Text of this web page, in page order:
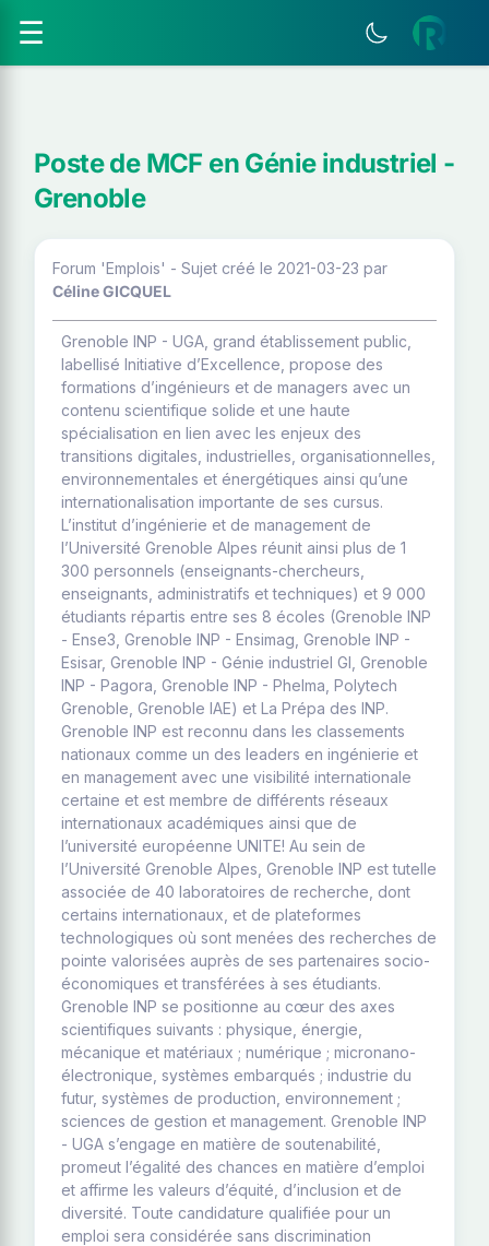
☰
Poste de MCF en Génie industriel -
Grenoble
Forum 'Emplois' - Sujet créé le 2021-03-23 par
Céline GICQUEL
Grenoble INP - UGA, grand établissement public,
labellisé Initiative d’Excellence, propose des
formations d’ingénieurs et de managers avec un
contenu scientifique solide et une haute
spécialisation en lien avec les enjeux des
transitions digitales, industrielles, organisationnelles,
environnementales et énergétiques ainsi qu’une
internationalisation importante de ses cursus.
L’institut d’ingénierie et de management de
l’Université Grenoble Alpes réunit ainsi plus de 1
300 personnels (enseignants-chercheurs,
enseignants, administratifs et techniques) et 9 000
étudiants répartis entre ses 8 écoles (Grenoble INP
- Ense3, Grenoble INP - Ensimag, Grenoble INP -
Esisar, Grenoble INP - Génie industriel GI, Grenoble
INP - Pagora, Grenoble INP - Phelma, Polytech
Grenoble, Grenoble IAE) et La Prépa des INP.
Grenoble INP est reconnu dans les classements
nationaux comme un des leaders en ingénierie et
en management avec une visibilité internationale
certaine et est membre de différents réseaux
internationaux académiques ainsi que de
l’université européenne UNITE! Au sein de
l’Université Grenoble Alpes, Grenoble INP est tutelle
associée de 40 laboratoires de recherche, dont
certains internationaux, et de plateformes
technologiques où sont menées des recherches de
pointe valorisées auprès de ses partenaires socio-
économiques et transférées à ses étudiants.
Grenoble INP se positionne au cœur des axes
scientifiques suivants : physique, énergie,
mécanique et matériaux ; numérique ; micronano-
électronique, systèmes embarqués ; industrie du
futur, systèmes de production, environnement ;
sciences de gestion et management. Grenoble INP
- UGA s’engage en matière de soutenabilité,
promeut l’égalité des chances en matière d’emploi
et affirme les valeurs d’équité, d’inclusion et de
diversité. Toute candidature qualifiée pour un
emploi sera considérée sans discrimination